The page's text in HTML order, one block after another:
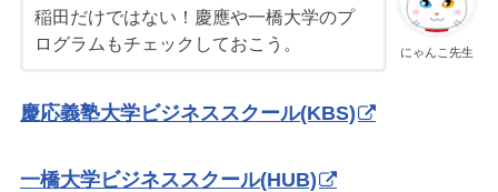
にゃんこ先生
稲田だけではない！慶應や一橋大学のプ
ログラムもチェックしておこう。
慶応義塾大学ビジネススクール(KBS)
一橋大学ビジネススクール(HUB)